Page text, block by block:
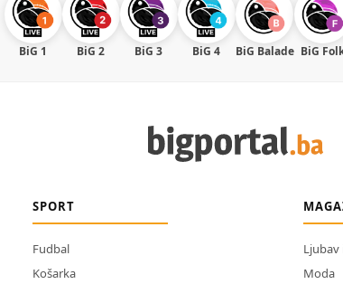
BiG 1 BiG 2 BiG 3 BiG 4 BiG Balade BiG
SPORT
Fudbal
Košarka
Ljubav
Moda